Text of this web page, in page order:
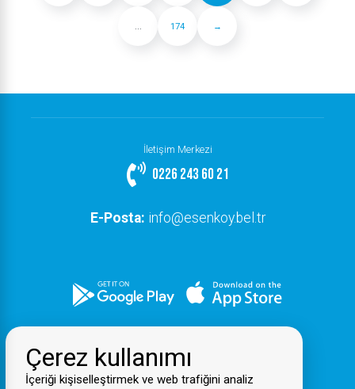
174 →
İletişim Merkezi
0226 243 60 21
E-Posta: info@esenkoy.bel.tr
Çerez kullanımı
İçeriği kişiselleştirmek ve web trafiğini analiz